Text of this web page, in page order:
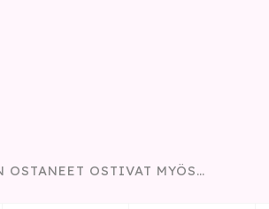
OSTANEET OSTIVAT MYÖS…